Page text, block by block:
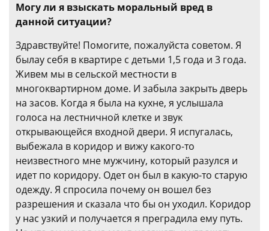
Могу ли я взыскать моральный вред в
данной ситуации?
Здравствуйте! Помогите, пожалуйста советом. Я
былау себя в квартире с детьми 1,5 года и 3 года.
Живем мы в сельской местности в
многоквартирном доме. И забыла закрыть дверь
на засов. Когда я была на кухне, я услышала
голоса на лестничной клетке и звук
открывающейся входной двери. Я испугалась,
выбежала в коридор и вижу какого-то
неизвестного мне мужчину, который разулся и
идет по коридору. Одет он был в какую-то старую
одежду. Я спросила почему он вошел без
разрешения и сказала что бы он уходил. Коридор
у нас узкий и получается я преградила ему путь.